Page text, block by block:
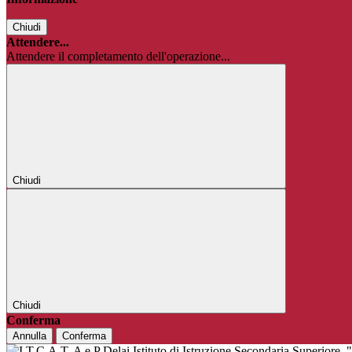
Chiudi
Attendere...
Attendere il completamento dell'operazione...
Chiudi
Chiudi
Conferma
Annulla Conferma